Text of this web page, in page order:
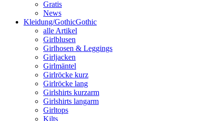
Gratis
News
Kleidung/GothicGothic
alle Artikel
Girlblusen
Girlhosen & Leggings
Girljacken
Girlmäntel
Girlröcke kurz
Girlröcke lang
Girlshirts kurzarm
Girlshirts langarm
Girltops
Kilts